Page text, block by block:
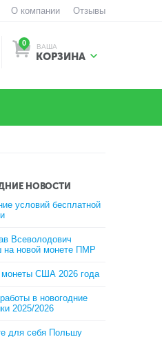
О компании Отзывы
0 ВАША
КОРЗИНА
НОВОСТИ
условий бесплатной
Всеволодович
на новой монете ПМР
монеты США 2026 года
в новогодние
2025/2026
для себя Польшу